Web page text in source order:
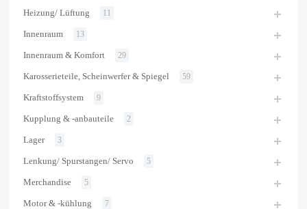
Heizung/ Lüftung 11
Innenraum 13
Innenraum & Komfort 29
Karosserieteile, Scheinwerfer & Spiegel 59
Kraftstoffsystem 9
Kupplung & -anbauteile 2
Lager 3
Lenkung/ Spurstangen/ Servo 5
Merchandise 5
Motor & -kühlung 7